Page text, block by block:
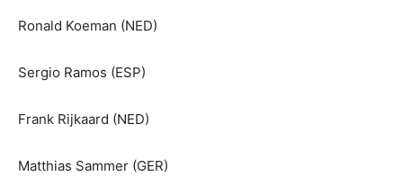
Ronald Koeman (NED)
Sergio Ramos (ESP)
Frank Rijkaard (NED)
Matthias Sammer (GER)